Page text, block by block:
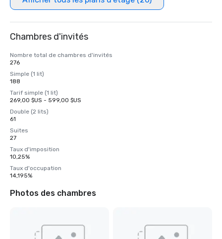
Chambres d'invités
Nombre total de chambres d'invités
276
Simple (1 lit)
188
Tarif simple (1 lit)
269,00 $US - 599,00 $US
Double (2 lits)
61
Suites
27
Taux d'imposition
10,25%
Taux d'occupation
14,195%
Photos des chambres